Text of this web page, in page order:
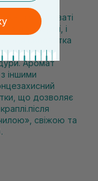
і я в захваті
до алергії, і
Ця сироватка
ідеальне
Аромат
іншими
що дозволяє
свіжою та